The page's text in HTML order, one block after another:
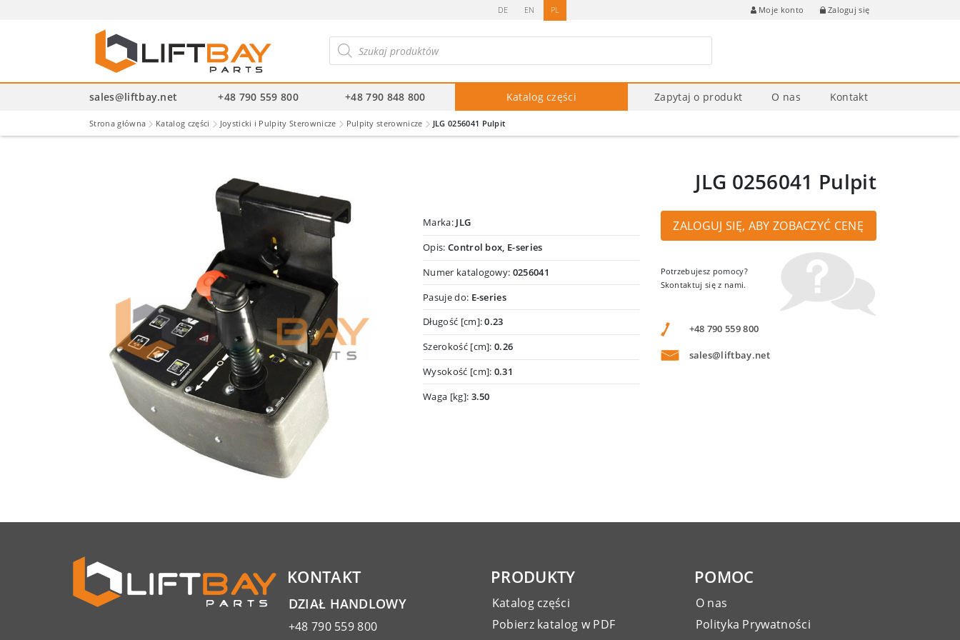
DE EN PL Moje konto Zaloguj się
produktów
sales@liftbay.net +48 790 559 800 +48 790 848 800 Katalog części Zapytaj o produkt O nas Kontakt
Strona główna Katalog części Joysticki i Pulpity Sterownicze Pulpity sterownicze JLG 0256041 Pulpit
JLG 0256041 Pulpit
Marka: JLG
Opis: Control box, E-series
Numer katalogowy: 0256041
Pasuje do: E-series
Długość [cm]:0.23
Szerokość [cm]:0.26
Wysokość [cm]: 0.31
Waga [kg]: 3.50
ZALOGUJ SIĘ, ABY ZOBACZYĆ CENĘ
Potrzebujesz pomocy?
Skontaktuj się z nami.
+48 790 559 800
sales@liftbay.net
KONTAKT
DZIAŁ HANDLOWY
+48 790 559 800
PRODUKTY
Katalog części
Pobierz katalog w PDF
POMOC
O nas
Polityka Prywatności